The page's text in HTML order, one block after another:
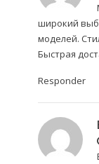
широкий
моделей.
Быстрая
Responder